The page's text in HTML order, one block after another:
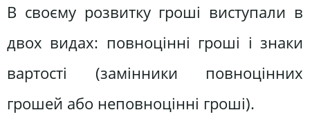
В своєму розвитку гроші виступали в
двох видах: повноцінні гроші і знаки
вартості (замінники повноцінних
грошей або неповноцінні гроші).